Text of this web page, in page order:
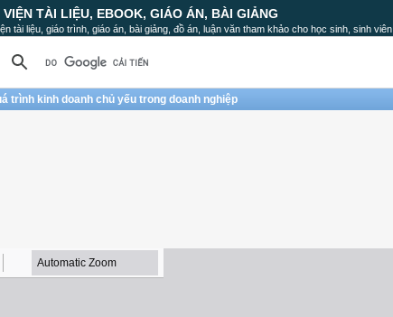
TÀI LIỆU, EBOOK, GIÁO ÁN, BÀI GIẢNG
tài liệu, giáo trình, giáo án, bài giảng, đồ án, luận văn tham khảo cho học sinh, sinh viên
trình kinh doanh chủ yếu trong doanh nghiệp